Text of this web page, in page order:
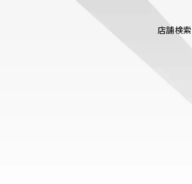
店舗検索